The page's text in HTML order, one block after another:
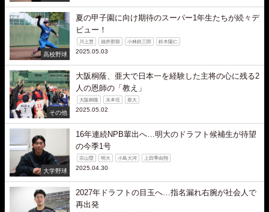
高校野球
夏の甲子園に向け期待のスーパー1年生たちが続々デ
ビュー！
川上慧 福井那留 小林鉄三郎 鈴木陽仁
2025.05.03
その他
大阪桐蔭、亜大で日本一を経験した主将の心に残る2
人の恩師の「教え」
大阪桐蔭 水本弦 亜大
2025.05.02
大学野球
16年連続NPB輩出へ…明大のドラフト候補生が待望
の今季1号
宗山塁 明大 小島大河 上田季由翔
2025.04.30
2027年ドラフトの目玉へ…指名漏れ右腕が社会人で
再出発